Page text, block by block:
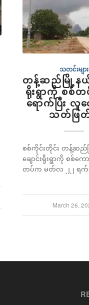
သတင်းများ
တန့်ဆည်မြို့နယ်
ရိုးရွာကို စစ်
ရောက်ပြီး လူ
သတ်ဖြ
စစ်ကိုင်းတိုင်း တန့်ဆည်
ချောင်းရိုးရွာကို စစ်ကော
တပ်က မတ်လ ၂၂ ရ
March 26,